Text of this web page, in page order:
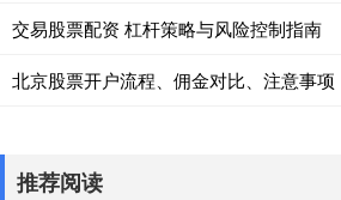
交易股票配资 杠杆策略与风险控制指南
北京股票开户流程、佣金对比、注意事项
推荐阅读